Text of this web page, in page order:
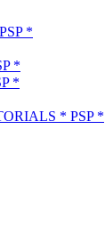
*
*
*
* PSP *